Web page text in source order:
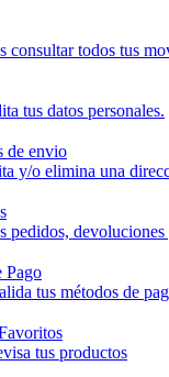
consultar todos tus
tus datos personales.
de envio
y/o elimina una
pedidos, devoluciones
Pago
tus métodos de
tus productos